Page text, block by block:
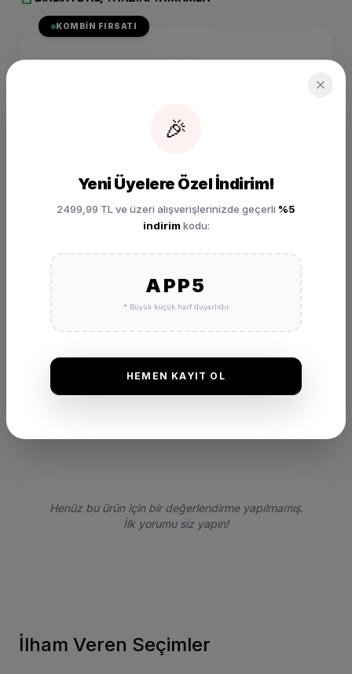
KOMBIN FIRSATI
₺ 5.999,00
(0 Yorum)
Henüz bu ürün için bir değerlendirme yapılmamış.
İlk yorumu siz yapın!
İlham Veren Seçimler
🎉
Yeni Üyelere Özel İndirim!
2499,99 TL ve üzeri alışverişlerinizde geçerli %5
indirim kodu:
APP5
* Büyük küçük harf duyarlıdır
HEMEN KAYIT OL